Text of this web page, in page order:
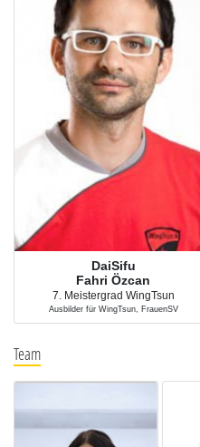
DaiSifu
Fahri Özcan
7. Meistergrad WingTsun
Ausbilder für WingTsun, FrauenSV
Team